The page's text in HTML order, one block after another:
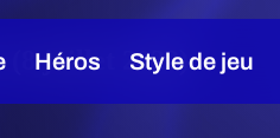
(8 juillet 2022)